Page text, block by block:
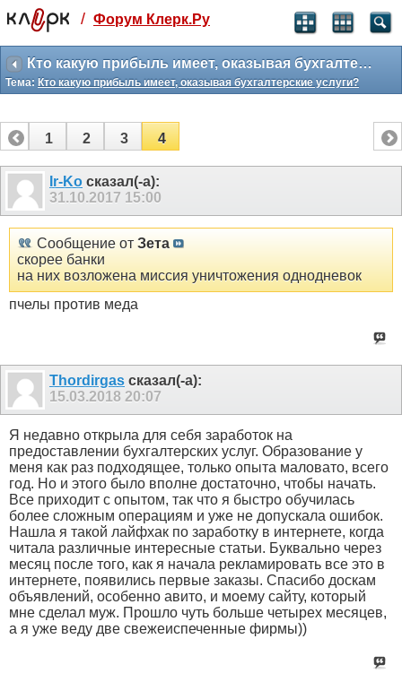
Святые угодники, Клерк без рекламы
прекрасен:)
месяц
3 месяца
259 ₽
-10%
полгода
499 ₽
-15%
/ Форум Клерк.Ру
Кто какую прибыль имеет, оказывая бухгалтерские услуги?
Тема: Кто какую прибыль имеет, оказывая бухгалтерские услуги?
1 2 3 4
Ir-Ko сказал(-а):
31.10.2017 15:00
Сообщение от Зета
скорее банки
на них возложена миссия уничтожения однодневок
пчелы против меда
Thordirgas сказал(-а):
15.03.2018 20:07
Я недавно открыла для себя заработок на
предоставлении бухгалтерских услуг. Образование у
меня как раз подходящее, только опыта маловато, всего
год. Но и этого было вполне достаточно, чтобы начать.
Все приходит с опытом, так что я быстро обучилась
более сложным операциям и уже не допускала ошибок.
Нашла я такой лайфхак по заработку в интернете, когда
читала различные интересные статьи. Буквально через
месяц после того, как я начала рекламировать все это в
интернете, появились первые заказы. Спасибо доскам
объявлений, особенно авито, и моему сайту, который
мне сделал муж. Прошло чуть больше четырех месяцев,
а я уже веду две свежеиспеченные фирмы))